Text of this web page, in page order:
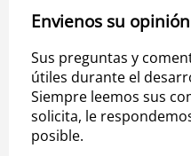
Envienos su opinión
Sus preguntas y
útiles durante el
Siempre leemos sus
solicita, le
posible.